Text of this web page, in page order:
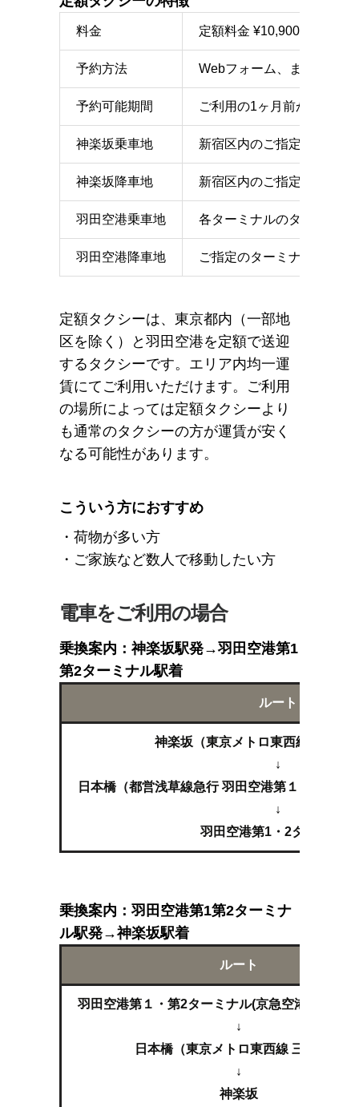
料金 定額料金 ¥10,900〜（別途
予約方法 Webフォーム、または電話
予約可能期間 ご利用の1ヶ月前から1時間
神楽坂乗車地 新宿区内のご指定の地点
神楽坂降車地 新宿区内のご指定の地点
羽田空港乗車地 各ターミナルのタクシー乗
羽田空港降車地 ご指定のターミナルのエン
定額タクシーは、東京都内（一部地
区を除く）と羽田空港を定額で送迎
するタクシーです。エリア内均一運
賃にてご利用いただけます。ご利用
の場所によっては定額タクシーより
も通常のタクシーの方が運賃が安く
なる可能性があります。
こういう方におすすめ
・荷物が多い方
・ご家族など数人で移動したい方
電車をご利用の場合
乗換案内：神楽坂駅発→羽田空港第1
第2ターミナル駅着
ルート
神楽坂（東京メトロ東西線 東葉勝
↓
日本橋（都営浅草線急行 羽田空港第１・第２タ
↓
羽田空港第1・2ターミナル
乗換案内：羽田空港第1第2ターミナ
ル駅発→神楽坂駅着
ルート
羽田空港第１・第2ターミナル(京急空港線急行
↓
日本橋（東京メトロ東西線 三鷹行）
↓
神楽坂